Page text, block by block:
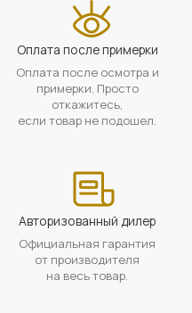
Оплата после примерки
Оплата после осмотра и
примерки. Просто
откажитесь,
если товар не подошел.
Авторизованный дилер
Официальная гарантия
от производителя
на весь товар.